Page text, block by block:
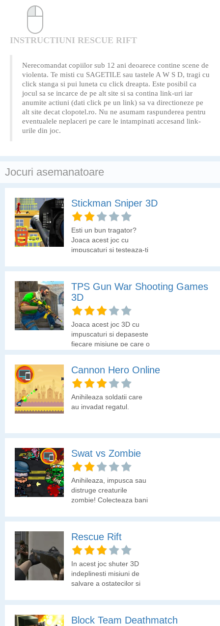
INSTRUCTIUNI RESCUE RIFT
Nerecomandat copiilor sub 12 ani deoarece contine scene de
violenta. Te misti cu SAGETILE sau tastele A W S D, tragi cu
click stanga si pui luneta cu click dreapta. Este posibil ca
jocul sa se incarce de pe alt site si sa contina link-uri iar
anumite actiuni (dati click pe un link) sa va directioneze pe
alt site decat clopotel.ro. Nu ne asumam raspunderea pentru
eventualele neplaceri pe care le intampinati accesand link-
urile din joc.
Jocuri asemanatoare
Stickman Sniper 3D
Esti un bun tragator?
Joaca acest joc cu
impuscaturi si testeaza-ti
TPS Gun War Shooting Games
3D
Joaca acest joc 3D cu
impuscaturi si depaseste
fiecare misiune pe care o
primesti.
Cannon Hero Online
Anihileaza soldatii care
au invadat regatul.
Swat vs Zombie
Anihileaza, impusca sau
distruge creaturile
zombie! Colecteaza bani
Rescue Rift
In acest joc shuter 3D
indeplinesti misiuni de
salvare a ostatecilor si
Block Team Deathmatch